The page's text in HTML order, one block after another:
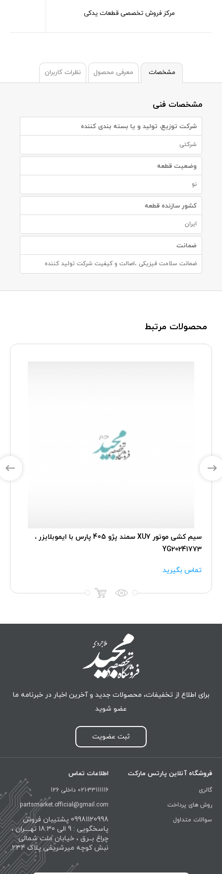
مرکز فروش تخصصی قطعات یدکی
مشخصات معرفی محصول نظرات کاربران
مشخصات فنی
شرکت توزیع، تولید و یا بسته بندی کننده
شرکتی
وضعیت قطعه
نو
کشور سازنده قطعه
ایران
ضمانت
ضمانت سلامت فیزیکی ،اصالت و کیفیت شرکت تولید کننده
محصولات مرتبط
سیم کشی موتور XU7 سمند پژو 405 پارس با ایموبلایزر ،
YG20241773
تماس بگیرید
برای اطلاع از تخفیفات، محصولات جدید و آخرین اخبار در خبرنامه ما
عضو شوید
ثبت عضویت
فروشگاه آنلاین پارتس مارکت
گالری
روش های پرداخت
سوالات متداول
اطلاعات تماس
021-33111116 داخلی 126
partsmarket.official@gmail.com
09981120998 پشتیبان فروش
پاسخگویی : 9 الی 18:30 تهــــران ،
چراغ بــرق ، خیابان ملت شمالی
نبش کوچه میرشریفی پلاک 234